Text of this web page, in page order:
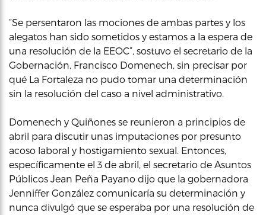
“Se persentaron las mociones de ambas partes y los
alegatos han sido sometidos y estamos a la espera de
una resolución de la EEOC”, sostuvo el secretario de la
Gobernación, Francisco Domenech, sin precisar por
qué La Fortaleza no pudo tomar una determinación
sin la resolución del caso a nivel administrativo.
Domenech y Quiñones se reunieron a principios de
abril para discutir unas imputaciones por presunto
acoso laboral y hostigamiento sexual. Entonces,
específicamente el 3 de abril, el secretario de Asuntos
Públicos Jean Peña Payano dijo que la gobernadora
Jenniffer González comunicaría su determinación y
nunca divulgó que se esperaba por una resolución de